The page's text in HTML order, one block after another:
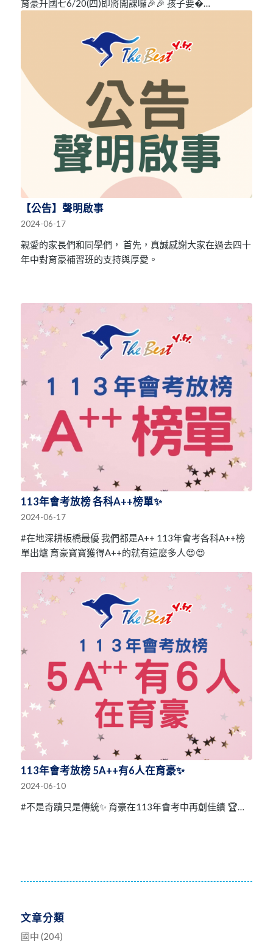
育豪升國七6/20(四)即將開課囉🎉🎉 孩子要�…
【公告】聲明啟事
2024-06-17
親愛的家長們和同學們， 首先，真誠感謝大家在過去四十
年中對育豪補習班的支持與厚愛。
113年會考放榜 各科A++榜單✨
2024-06-17
#在地深耕板橋最優 我們都是A++ 113年會考各科A++榜
單出爐 育豪寶寶獲得A++的就有這麼多人😍😍
113年會考放榜 5A++有6人在育豪✨
2024-06-10
#不是奇蹟只是傳統✨ 育豪在113年會考中再創佳績 🏆…
文章分類
國中 (204)